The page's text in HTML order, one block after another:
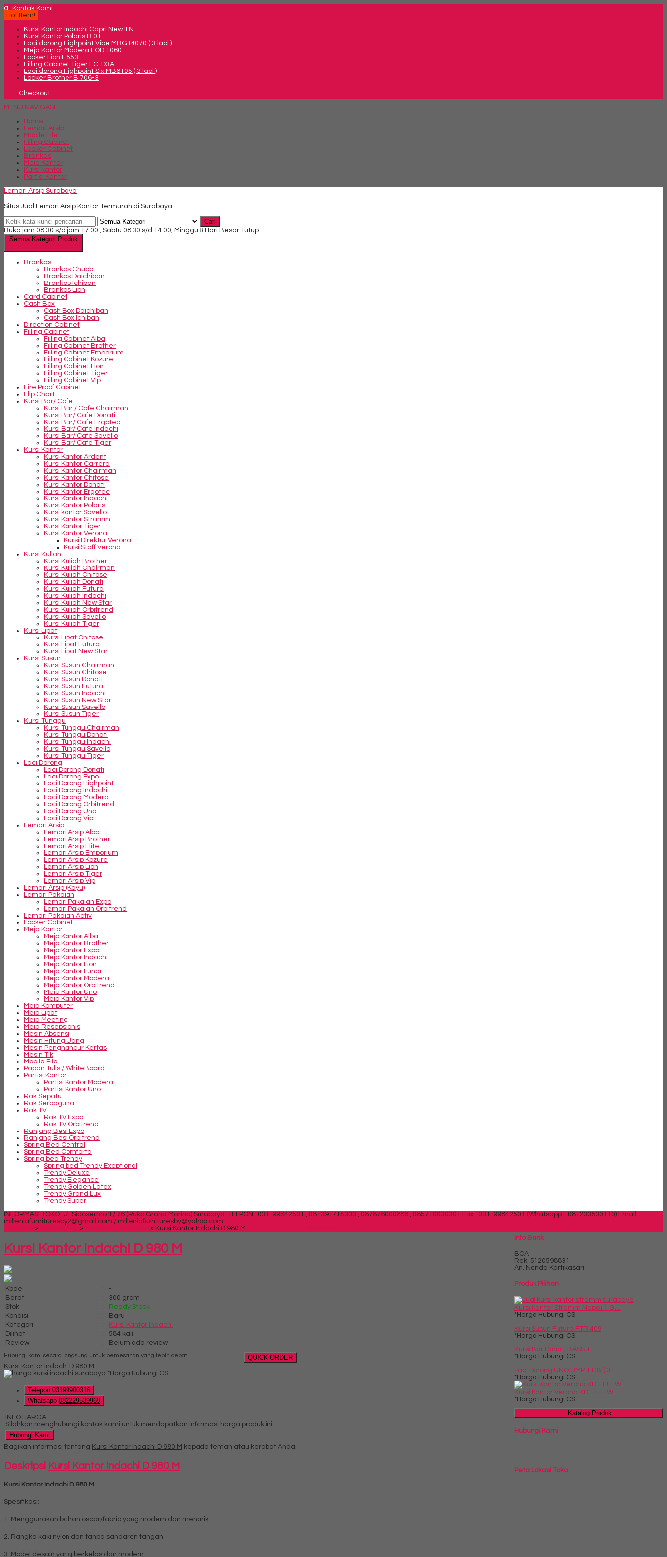
q
Kontak Kami
Hot Item!
Kursi Kantor Indachi Capri New II N
Kursi Kantor Polaris B 01
Laci dorong Highpoint Vibe MBG14070 ( 3 laci )
Meja Kantor Modera EOD 1060
Locker Lion L 553
Filling Cabinet Tiger FC-D3A
Laci dorong Highpoint Six MB6105 ( 3 laci )
Locker Brother B 706-3
Checkout
MENU NAVIGASI
Home
Lemari Arsip
Mobile File
Filling Cabinet
Locker Cabinet
Brankas
Meja Kantor
Kursi kantor
Partisi Kantor
Lemari Arsip Surabaya
Situs Jual Lemari Arsip Kantor Termurah di Surabaya
Cari
Buka jam 08.30 s/d jam 17.00 , Sabtu 08.30 s/d 14.00, Minggu & Hari Besar Tutup
Semua Kategori Produk
Brankas
Brankas Chubb
Brankas Daichiban
Brankas Ichiban
Brankas Lion
Card Cabinet
Cash Box
Cash Box Daichiban
Cash Box Ichiban
Direction Cabinet
Filling Cabinet
Filling Cabinet Alba
Filling Cabinet Brother
Filling Cabinet Emporium
Filling Cabinet Kozure
Filling Cabinet Lion
Filling Cabinet Tiger
Filling Cabinet Vip
Fire Proof Cabinet
Flip Chart
Kursi Bar/ Cafe
Kursi Bar / Cafe Chairman
Kursi Bar/ Cafe Donati
Kursi Bar/ Cafe Ergotec
Kursi Bar/ Cafe Indachi
Kursi Bar/ Cafe Savello
Kursi Bar/ Cafe Tiger
Kursi Kantor
Kursi Kantor Ardent
Kursi Kantor Carrera
Kursi Kantor Chairman
Kursi Kantor Chitose
Kursi Kantor Donati
Kursi Kantor Ergotec
Kursi Kantor Indachi
Kursi Kantor Polaris
Kursi kantor Savello
Kursi Kantor Stramm
Kursi Kantor Tiger
Kursi Kantor Verona
Kursi Direktur Verona
Kursi Staff Verona
Kursi Kuliah
Kursi Kuliah Brother
Kursi Kuliah Chairman
Kursi Kuliah Chitose
Kursi Kuliah Donati
Kursi Kuliah Futura
Kursi Kuliah Indachi
Kursi Kuliah New Star
Kursi Kuliah Orbitrend
Kursi Kuliah Savello
Kursi Kuliah Tiger
Kursi Lipat
Kursi Lipat Chitose
Kursi Lipat Futura
Kursi Lipat New Star
Kursi Susun
Kursi Susun Chairman
Kursi Susun Chitose
Kursi Susun Donati
Kursi Susun Futura
Kursi Susun Indachi
Kursi Susun New Star
Kursi Susun Savello
Kursi Susun Tiger
Kursi Tunggu
Kursi Tunggu Chairman
Kursi Tunggu Donati
Kursi Tunggu Indachi
Kursi Tunggu Savello
Kursi Tunggu Tiger
Laci Dorong
Laci Dorong Donati
Laci Dorong Expo
Laci Dorong Highpoint
Laci Dorong Indachi
Laci Dorong Modera
Laci Dorong Orbitrend
Laci Dorong Uno
Laci Dorong Vip
Lemari Arsip
Lemari Arsip Alba
Lemari Arsip Brother
Lemari Arsip Elite
Lemari Arsip Emporium
Lemari Arsip Kozure
Lemari Arsip Lion
Lemari Arsip Tiger
Lemari Arsip Vip
Lemari Arsip (Kayu)
Lemari Pakaian
Lemari Pakaian Expo
Lemari Pakaian Orbitrend
Lemari Pakaian Activ
Locker Cabinet
Meja Kantor
Meja Kantor Alba
Meja Kantor Brother
Meja Kantor Expo
Meja Kantor Indachi
Meja Kantor Lion
Meja Kantor Lunar
Meja Kantor Modera
Meja Kantor Orbitrend
Meja Kantor Uno
Meja Kantor Vip
Meja Komputer
Meja Lipat
Meja Meeting
Meja Resepsionis
Mesin Absensi
Mesin Hitung Uang
Mesin Penghancur Kertas
Mesin Tik
Mobile File
Papan Tulis / WhiteBoard
Partisi Kantor
Partisi Kantor Modera
Partisi Kantor Uno
Rak Sepatu
Rak Serbaguna
Rak TV
Rak TV Expo
Rak TV Orbitrend
Ranjang Besi Expo
Ranjang Besi Orbitrend
Spring Bed Central
Spring Bed Comforta
Spring bed Trendy
Spring bed Trendy Exeptional
Trendy Deluxe
Trendy Elegance
Trendy Golden Latex
Trendy Grand Lux
Trendy Super
INFORMASI TOKO : Jl. Sidosermo II / 76 (Ruko Graha Marina) Surabaya. TELPON : 031-99842501 , 081391715330 , 087876000886 , 085710030301 Fax : 031-99842501 (Whatsapp - 081233530110) Email :
milleniafurnituresby2@gmail.com / milleniafurnituresby@yahoo.com
» » » Kursi Kantor Indachi D 980 M
Kursi Kantor Indachi D 980 M
Kode :
-
Berat
:
300 gram
Stok
:
Ready Stock
Kondisi
:
Baru
Kategori
:
Kursi Kantor Indachi
Dilihat
:
584 kali
Review
: Belum ada review
QUICK ORDER
Hubungi kami secara langsung untuk pemesanan yang lebih cepat!
Kursi Kantor Indachi D 980 M
*Harga Hubungi CS
Telepon 03199900316
Whatsapp 082229539969
INFO HARGA
Silahkan menghubungi kontak kami untuk mendapatkan informasi harga produk ini.
Hubungi Kami
Bagikan informasi tentang Kursi Kantor Indachi D 980 M kepada teman atau kerabat Anda.
Deskripsi Kursi Kantor Indachi D 980 M
Kursi Kantor Indachi D 980 M
Spesifikasi:
1. Menggunakan bahan oscar/fabric yang modern dan menarik.
2. Rangka kaki nylon dan tanpa sandaran tangan
3. Model desain yang berkelas dan modern.
Info Bank
BCA
Rek. 5120598831
An. Nanda Kartikasari
Produk Pilihan
Kursi Kantor Stramm Napoli 1 G....
*Harga Hubungi CS
Kursi Susun Futura FTR 409
*Harga Hubungi CS
Kursi Bar Donati BASS 1
*Harga Hubungi CS
Laci Dorong UNO UMP 1135 ( 3 l....
*Harga Hubungi CS
Kursi Kantor Verona KD 111 TW
*Harga Hubungi CS
Katalog Produk
Hubungi Kami
Peta Lokasi Toko